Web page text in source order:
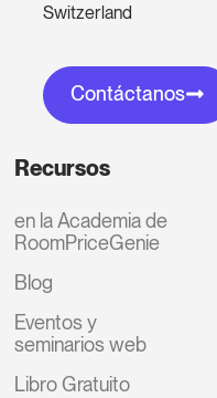
Switzerland
Contáctanos
Recursos
en la Academia de
RoomPriceGenie
Blog
Eventos y
seminarios web
Libro Gratuito